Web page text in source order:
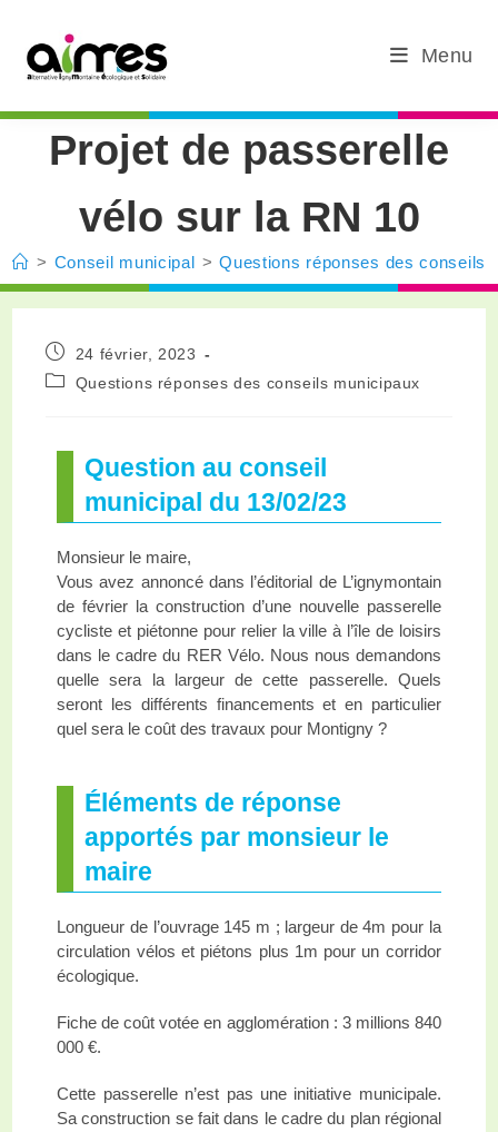
Menu
Projet de passerelle
vélo sur la RN 10
> Conseil municipal > Questions réponses des conseils
24 février, 2023
Questions réponses des conseils municipaux
Question au conseil
municipal du 13/02/23
Monsieur le maire,
Vous avez annoncé dans l’éditorial de L’ignymontain
de février la construction d’une nouvelle passerelle
cycliste et piétonne pour relier la ville à l’île de loisirs
dans le cadre du RER Vélo. Nous nous demandons
quelle sera la largeur de cette passerelle. Quels
seront les différents financements et en particulier
quel sera le coût des travaux pour Montigny ?
Éléments de réponse
apportés par monsieur le
maire
Longueur de l’ouvrage 145 m ; largeur de 4m pour la
circulation vélos et piétons plus 1m pour un corridor
écologique.
Fiche de coût votée en agglomération : 3 millions 840
000 €.
Cette passerelle n’est pas une initiative municipale.
Sa construction se fait dans le cadre du plan régional